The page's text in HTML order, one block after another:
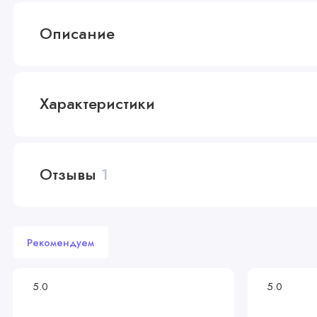
Описание
Характеристики
Отзывы 1
Рекомендуем
5.0 5.0